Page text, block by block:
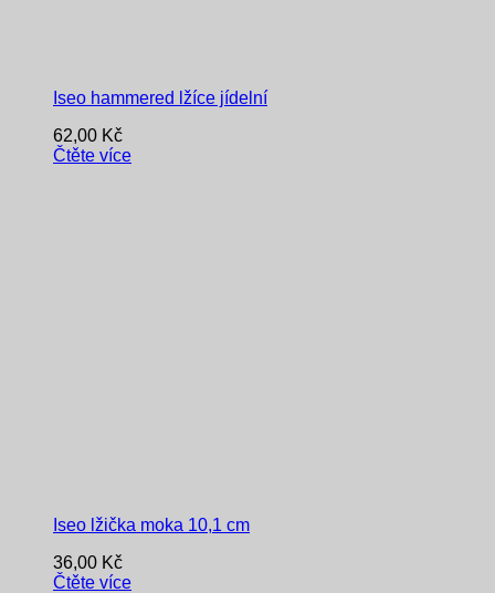
Iseo hammered lžíce jídelní
62,00 Kč
Čtěte více
Iseo lžička moka 10,1 cm
36,00 Kč
Čtěte více